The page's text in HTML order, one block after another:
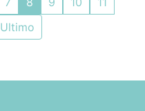
Ultimo